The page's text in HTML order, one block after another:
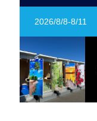
2026/8/8-8/11